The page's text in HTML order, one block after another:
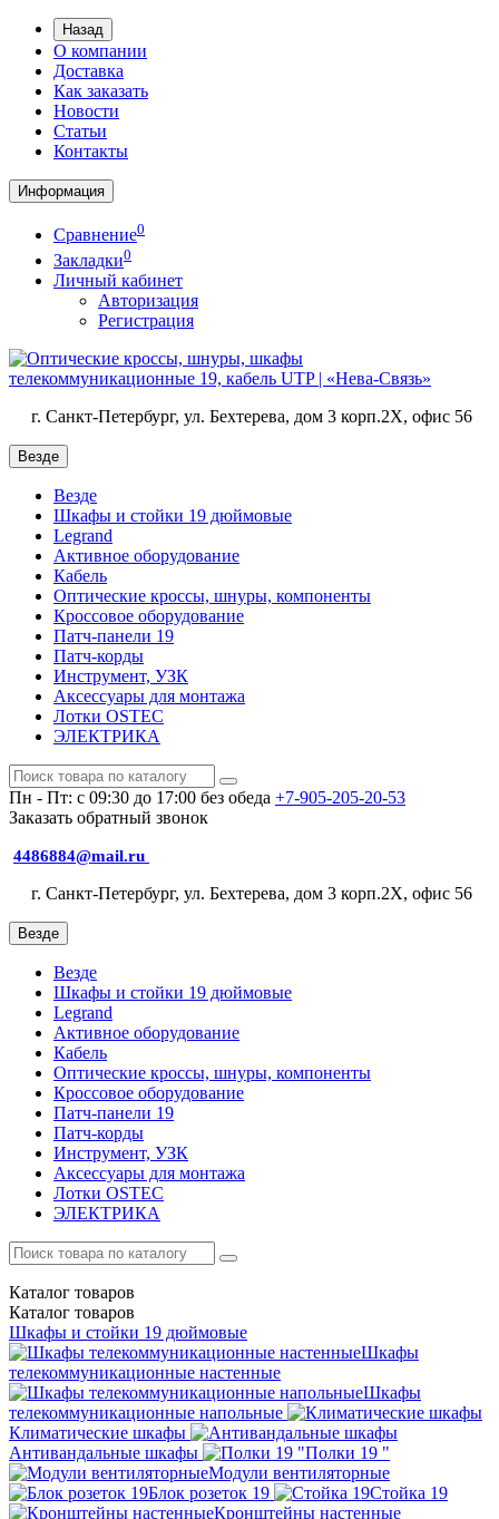
Назад
О компании
Доставка
Как заказать
Новости
Статьи
Контакты
Информация
Сравнение0
Закладки0
Личный кабинет
Авторизация
Регистрация
г. Санкт-Петербург, ул. Бехтерева, дом 3 корп.2X, офис 56
Везде
Везде
Шкафы и стойки 19 дюймовые
Legrand
Активное оборудование
Кабель
Оптические кроссы, шнуры, компоненты
Кроссовое оборудование
Патч-панели 19
Патч-корды
Инструмент, УЗК
Аксессуары для монтажа
Лотки OSTEC
ЭЛЕКТРИКА
Пн - Пт: с 09:30 до 17:00 без обеда +7-905-205-20-53
Заказать обратный звонок
4486884@mail.ru
г. Санкт-Петербург, ул. Бехтерева, дом 3 корп.2X, офис 56
Везде
Везде
Шкафы и стойки 19 дюймовые
Legrand
Активное оборудование
Кабель
Оптические кроссы, шнуры, компоненты
Кроссовое оборудование
Патч-панели 19
Патч-корды
Инструмент, УЗК
Аксессуары для монтажа
Лотки OSTEC
ЭЛЕКТРИКА
Каталог товаров
Каталог товаров
Шкафы и стойки 19 дюймовые
Шкафы
телекоммуникационные настенные
Шкафы
телекоммуникационные напольные
Климатические шкафы
Антивандальные шкафы
Полки 19 "
Модули вентиляторные
Блок розеток 19
Стойка 19
Кронштейны настенные